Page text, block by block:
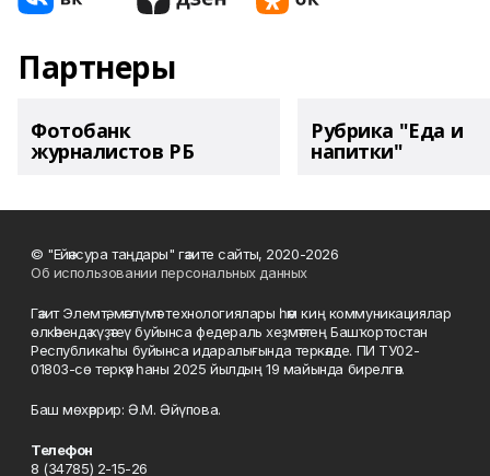
Партнеры
Фотобанк
журналистов РБ
Рубрика "Еда и
напитки"
© "Ейәнсура таңдары" гәзите сайты, 2020-2026
Об использовании персональных данных
Гәзит Элемтә, мәғлүмәт технологиялары һәм киң коммуникациялар
өлкәһендә күҙәтеү буйынса федераль хеҙмәттең Башҡортостан
Республикаһы буйынса идаралығында теркәлде. ПИ ТУ02-
01803-сө теркәү һаны 2025 йылдың 19 майында бирелгән.
Баш мөхәррир: Ә.М. Әйүпова.
Телефон
8 (34785) 2-15-26